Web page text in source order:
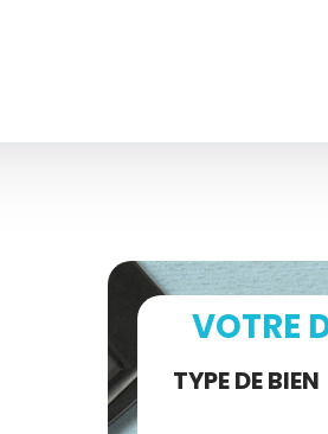
VOTRE
Demande
TYPE DE BIEN